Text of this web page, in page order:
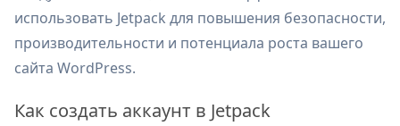
использовать Jetpack для повышения безопасности,
производительности и потенциала роста вашего
сайта WordPress.
Как создать аккаунт в Jetpack